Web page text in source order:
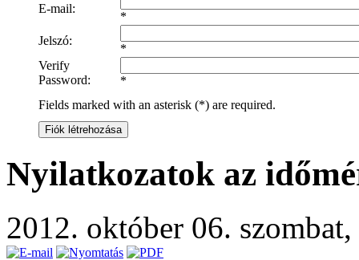
E-mail:
*
Jelszó:
*
Verify
Password:
*
Fields marked with an asterisk (*) are required.
Fiók létrehozása
Nyilatkozatok az
2012. október 06.